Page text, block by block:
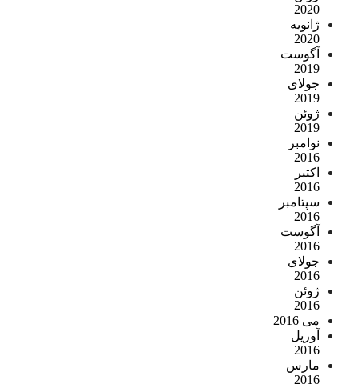
2020
ژانویه
2020
آگوست
2019
جولای
2019
ژوئن
2019
نوامبر
2016
اکتبر
2016
سپتامبر
2016
آگوست
2016
جولای
2016
ژوئن
2016
می 2016
آوریل
2016
مارس
2016